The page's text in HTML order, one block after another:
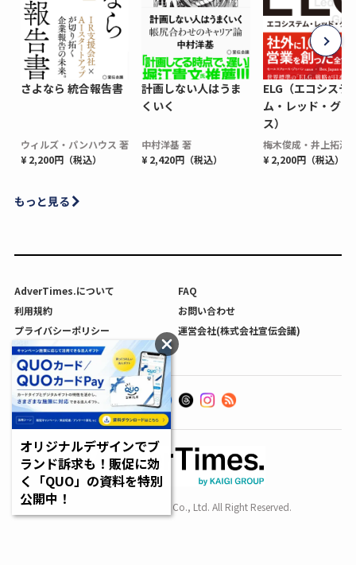
さよなら 統合報告書
ウィルズ・パンハウス 著
¥ 2,200円（税込）
計画しない人はうま
くいく
中村洋基 著
¥ 2,420円（税込）
ELG（エコシステ
ム・レッド・グロ
ス）
梅木俊成・井上拓海
¥ 2,200円（税込）
もっと見る
AdverTimes.について
FAQ
利用規約
お問い合わせ
プライバシーポリシー
運営会社(株式会社宣伝会議)
利用者情報の外部送信について
Copyright SENDENKAIGI Co., Ltd. All Right Reserved.
オリジナルデザインでブ
ランド訴求も！販促に効
く「QUO」の資料を特別
公開中！